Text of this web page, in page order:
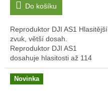
Do košíku
Reproduktor DJI AS1 Hlasitější
zvuk, větší dosah.
Reproduktor DJI AS1
dosahuje hlasitosti až 114
decibelů na vzdálenost 1
metru s dosahem vysílání až
300 metrů. Podporuje...
Novinka